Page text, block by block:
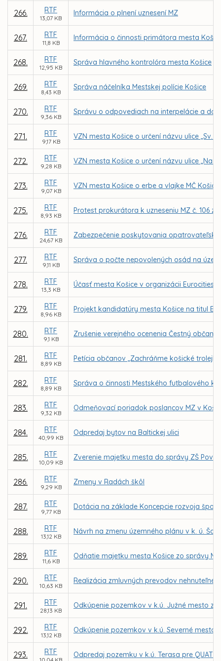
266. RTF
13,07 KB
Informácia o plnení uznesení MZ
267. RTF
11,8 KB
Informácia o činnosti primátora mesta
268. RTF
12,95 KB
Správa hlavného kontrolóra mesta Košice
269. RTF
8,43 KB
Správa náčelníka Mestskej polície Košice
270. RTF
9,36 KB
Správu o odpovediach na interpelácie a
271. RTF
9,17 KB
VZN mesta Košice o určení názvu ulice „Sv.
272. RTF
9,28 KB
VZN mesta Košice o určení názvu ulice „Na
273. RTF
9,07 KB
VZN mesta Košice o erbe a vlajke MČ
275. RTF
8,93 KB
Protest prokurátora k uzneseniu MZ č. 106 zo
276. RTF
24,67 KB
Zabezpečenie poskytovania
277. RTF
9,11 KB
Správa o počte nepovolených osád na
278. RTF
13,3 KB
Účasť mesta Košice v organizácii Eurocities
279. RTF
8,96 KB
Projekt kandidatúry mesta Košice na titul
280. RTF
9,1 KB
Zrušenie verejného ocenenia Čestný občan
281. RTF
8,89 KB
Petícia občanov „Zachráňme košické
282. RTF
8,89 KB
Správa o činnosti Mestského futbalového
283. RTF
9,32 KB
Odmeňovací poriadok poslancov MZ v
284. RTF
40,99 KB
Odpredaj bytov na Baltickej ulici
285. RTF
10,09 KB
Zverenie majetku mesta do správy ZŠ
286. RTF
9,29 KB
Zmeny v Radách škôl
287. RTF
9,77 KB
Dotácia na základe Koncepcie rozvoja
288. RTF
13,12 KB
Návrh na zmenu územného plánu v k. ú.
289. RTF
11,6 KB
Odňatie majetku mesta Košice zo správy
290. RTF
10,63 KB
Realizácia zmluvných prevodov
291. RTF
28,13 KB
Odkúpenie pozemkov v k.ú. Južné mesto
292. RTF
13,12 KB
Odkúpenie pozemkov v k.ú. Severné mesto
293. RTF Odpredaj pozemku v k.ú. Terasa pre